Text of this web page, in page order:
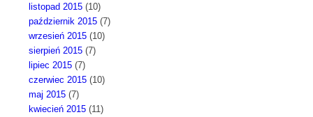
listopad 2015(10)
październik 2015(7)
wrzesień 2015(10)
sierpień 2015(7)
lipiec 2015(7)
czerwiec 2015(10)
maj 2015(7)
kwiecień 2015(11)